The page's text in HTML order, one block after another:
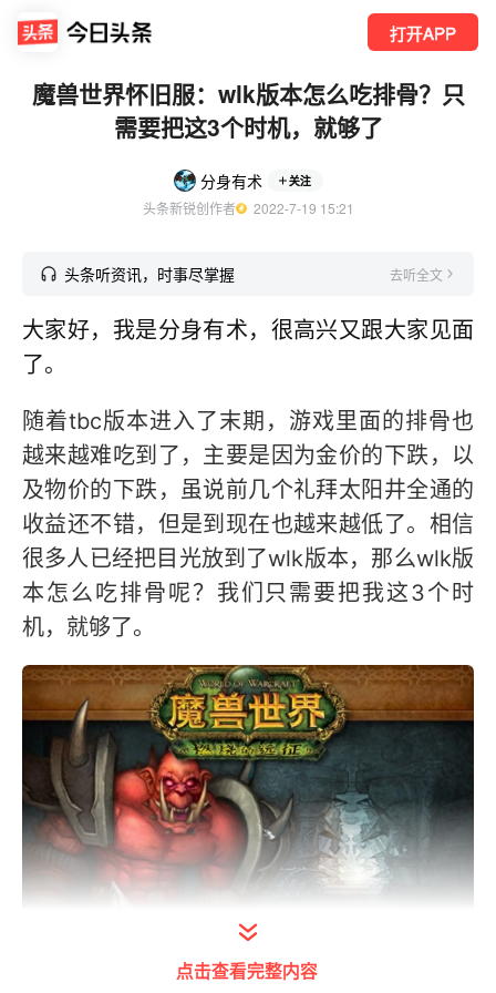
打开APP
魔兽世界怀旧服：wlk版本怎么吃排骨？只
需要把这3个时机，就够了
分身有术 关注
头条新锐创作者
  2022-7-19 15:21
头条听资讯，时事尽掌握 去听全文
大家好，我是分身有术，很高兴又跟大家见面
了。
随着tbc版本进入了末期，游戏里面的排骨也
越来越难吃到了，主要是因为金价的下跌，以
及物价的下跌，虽说前几个礼拜太阳井全通的
收益还不错，但是到现在也越来越低了。相信
很多人已经把目光放到了wlk版本，那么wlk版
本怎么吃排骨呢？我们只需要把我这3个时
机，就够了。
点击查看完整内容